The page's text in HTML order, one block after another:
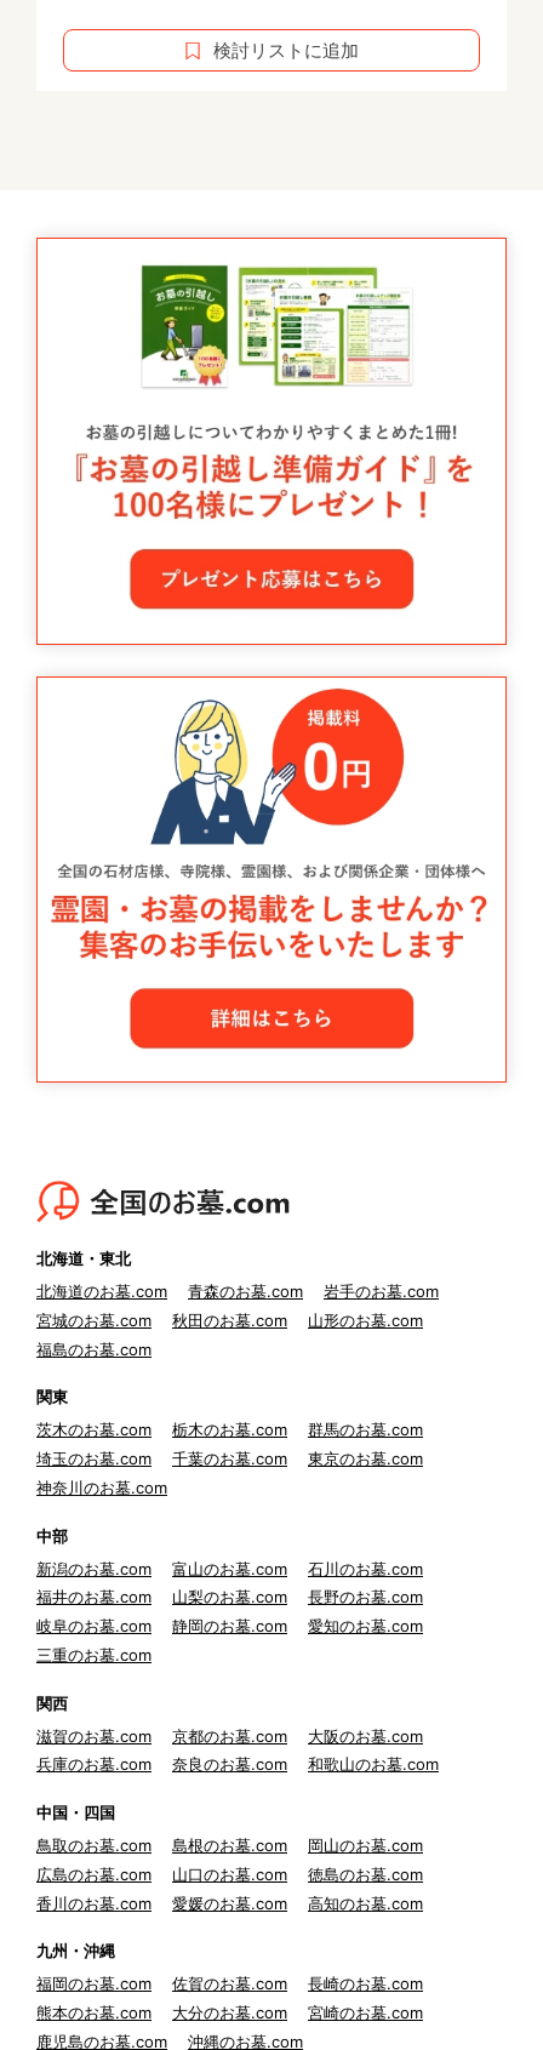
検討リストに追加
北海道・東北
北海道のお墓.com
青森のお墓.com
岩手のお墓.com
宮城のお墓.com
秋田のお墓.com
山形のお墓.com
福島のお墓.com
関東
茨木のお墓.com
栃木のお墓.com
群馬のお墓.com
埼玉のお墓.com
千葉のお墓.com
東京のお墓.com
神奈川のお墓.com
中部
新潟のお墓.com
富山のお墓.com
石川のお墓.com
福井のお墓.com
山梨のお墓.com
長野のお墓.com
岐阜のお墓.com
静岡のお墓.com
愛知のお墓.com
三重のお墓.com
関西
滋賀のお墓.com
京都のお墓.com
大阪のお墓.com
兵庫のお墓.com
奈良のお墓.com 和歌山のお墓.com
中国・四国
鳥取のお墓.com
島根のお墓.com
岡山のお墓.com
広島のお墓.com
山口のお墓.com
徳島のお墓.com
香川のお墓.com
愛媛のお墓.com 高知のお墓.com
九州・沖縄
福岡のお墓.com
佐賀のお墓.com
長崎のお墓.com
熊本のお墓.com
大分のお墓.com
宮崎のお墓.com
鹿児島のお墓.com
沖縄のお墓.com